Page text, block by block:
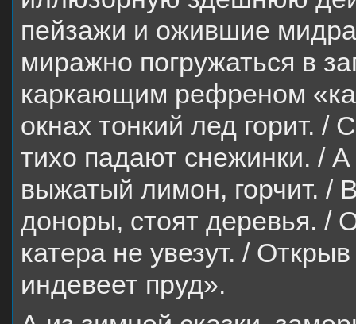
пейзажи и ожившие
миражно погружаться в
каркающим рефреном
окнах тонкий лед горит. /
тихо падают снежинки. /
выжатый лимон, горчит. /
доноры, стоят деревья. /
катера не увезут. /
индевеет пруд».